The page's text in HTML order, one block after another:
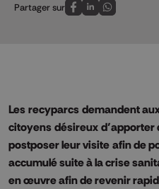
Partager sur
Partagez sur
Partagez sur
Partagez sur
Lesrecyparcsdemandent
citoyensdésireuxd’apporter
postposer leur visiteafin de
accumulé suite à la crise
en œuvre afin de revenir